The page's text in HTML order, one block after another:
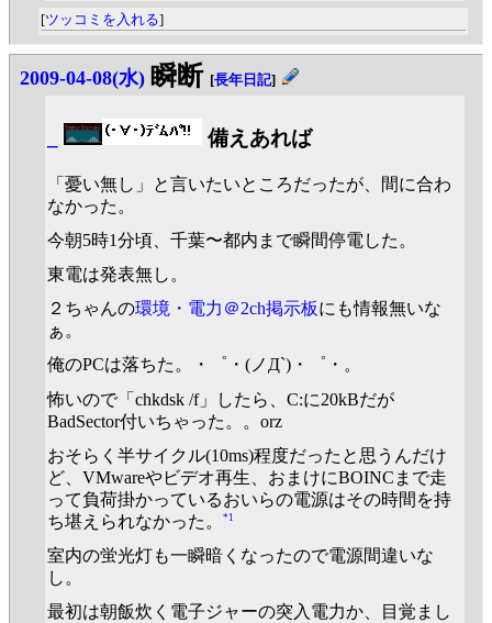
[ツッコミを入れる]
2009-04-08(水) 瞬断 [長年日記]
備えあれば
「憂い無し」と言いたいところだったが、間に合わ
なかった。
今朝5時1分頃、千葉〜都内まで瞬間停電した。
東電は発表無し。
２ちゃんの環境・電力＠2ch掲示板にも情報無いな
ぁ。
俺のPCは落ちた。・゜・(ノД`)・゜・。
怖いので「chkdsk /f」したら、C:に20kBだが
BadSector付いちゃった。。orz
おそらく半サイクル(10ms)程度だったと思うんだけ
ど、VMwareやビデオ再生、おまけにBOINCまで走
って負荷掛かっているおいらの電源はその時間を持
ち堪えられなかった。
*1
室内の蛍光灯も一瞬暗くなったので電源間違いな
し。
最初は朝飯炊く電子ジャーの突入電力か、目覚まし